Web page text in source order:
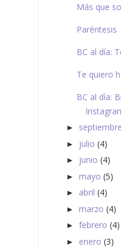
Más que
Paréntesis
BC al día:
Te quiero
BC al día:
► septiembre
► julio (4)
► junio (4)
► mayo (5)
► abril (4)
► marzo (4)
► febrero (4)
► enero (3)